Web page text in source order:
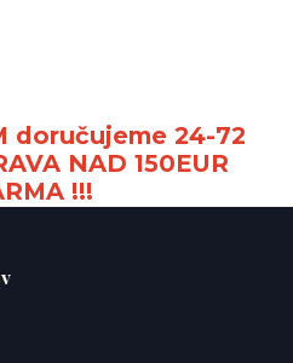
doručujeme 24-72
NAD 150EUR
!!!